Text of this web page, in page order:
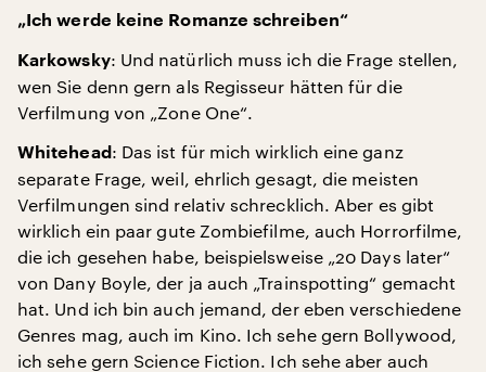
„Ich werde keine Romanze schreiben“
Karkowsky: Und natürlich muss ich die Frage stellen,
wen Sie denn gern als Regisseur hätten für die
Verfilmung von „Zone One“.
Whitehead: Das ist für mich wirklich eine ganz
separate Frage, weil, ehrlich gesagt, die meisten
Verfilmungen sind relativ schrecklich. Aber es gibt
wirklich ein paar gute Zombiefilme, auch Horrorfilme,
die ich gesehen habe, beispielsweise „20 Days later“
von Dany Boyle, der ja auch „Trainspotting“ gemacht
hat. Und ich bin auch jemand, der eben verschiedene
Genres mag, auch im Kino. Ich sehe gern Bollywood,
ich sehe gern Science Fiction. Ich sehe aber auch